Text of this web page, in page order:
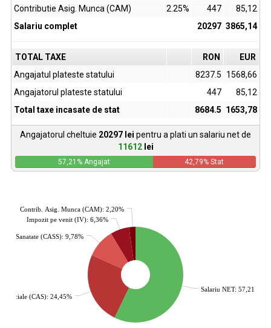
Contributie Asig. Munca (CAM)
2.25% 447
85,12
Salariu complet
20297 3865,14
TOTAL TAXE RON
EUR
Angajatul plateste statului
8237.5
1568,66
Angajatorul plateste statului
447
85,12
Total taxe incasate de stat
8684.5 1653,78
Angajatorul cheltuie 20297 lei pentru a plati un salariu net de
11612 lei
57,21 % Angajat 42,79% Stat
Salariu NET: 57,21%
Sociale (CAS): 24,45%
Sanatate (CASS): 9,78%
Impozit pe venit (IV): 6,36%
Contrib. Asig. Munca (CAM): 2,20%